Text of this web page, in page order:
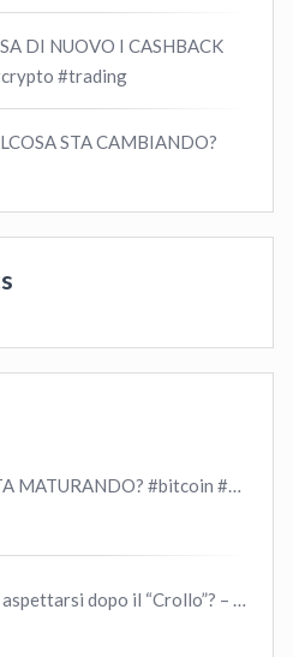
DI NUOVO I CASHBACK
#trading
STA CAMBIANDO?
#bitcoin #crypto #trading
BITCOIN cosa aspettarsi dopo il “Crollo”? – CryptoMonday NEWS w16/’21